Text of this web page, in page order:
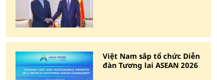
Việt Nam sắp tổ chức Diễn
đàn Tương lai ASEAN 2026